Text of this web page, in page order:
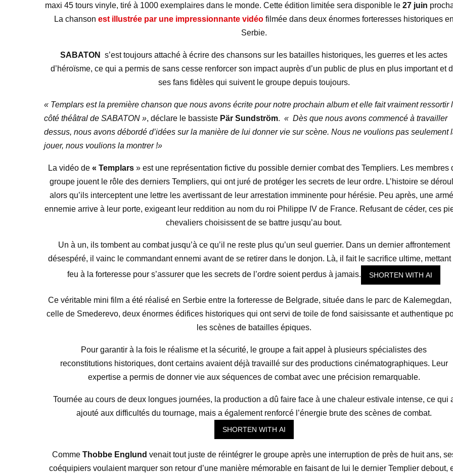
maxi 45 tours vinyle, tiré à 1000 exemplaires dans le monde. Cette édition limitée sera disponible le 27 juin
La chanson est illustrée par une impressionnante vidéo filmée dans deux énormes forteresses historiques en
Serbie.
SABATON
s’est toujours attaché à écrire des chansons sur les batailles historiques, les guerres et les actes
d’héroïsme, ce qui a permis de sans cesse renforcer son impact auprès d’un public de plus en plus important et
ses fans fidèles qui suivent le groupe depuis toujours.
« Templars est la première chanson que nous avons écrite pour notre prochain album et elle fait vraiment ressortir
côté théâtral de SABATON », déclare le bassiste Pär Sundström. « Dès que nous avons commencé à travailler
dessus, nous avons débordé d’idées sur la manière de lui donner vie sur scène. Nous ne voulions pas seulement
jouer, nous voulions la montrer !»
La vidéo de « Templars» est une représentation fictive du possible dernier combat des Templiers. Les membres
groupe jouent le rôle des derniers Templiers, qui ont juré de protéger les secrets de leur ordre. L’histoire se
alors qu’ils interceptent une lettre les avertissant de leur arrestation imminente pour hérésie. Peu après, une
ennemie arrive à leur porte, exigeant leur reddition au nom du roi Philippe IV de France. Refusant de céder, ces
chevaliers choisissent de se battre jusqu’au bout.
Un à un, ils tombent au combat jusqu’à ce qu’il ne reste plus qu’un seul guerrier. Dans un dernier affrontement
désespéré, il vainc le commandant ennemi avant de se retirer dans le donjon. Là, il fait le sacrifice ultime, mettant
feu à la forteresse pour s’assurer que les secrets de l’ordre soient perdus à jamais.
SHORTEN WITH AI
Ce véritable mini film a été réalisé en Serbie entre la forteresse de Belgrade, située dans le parc de Kalemegdan,
celle de Smederevo, deux énormes édifices historiques qui ont servi de toile de fond saisissante et authentique
les scènes de batailles épiques.
Pour garantir à la fois le réalisme et la sécurité, le groupe a fait appel à plusieurs spécialistes des
reconstitutions historiques, dont certains avaient déjà travaillé sur des productions cinématographiques. Leur
expertise a permis de donner vie aux séquences de combat avec une précision remarquable.
Tournée au cours de deux longues journées, la production a dû faire face à une chaleur estivale intense, ce qui
ajouté aux difficultés du tournage, mais a également renforcé l’énergie brute des scènes de combat.
SHORTEN WITH AI
Comme Thobbe Englund venait tout juste de réintégrer le groupe après une interruption de près de huit ans,
coéquipiers voulaient marquer son retour d’une manière mémorable en faisant de lui le dernier Templier debout,